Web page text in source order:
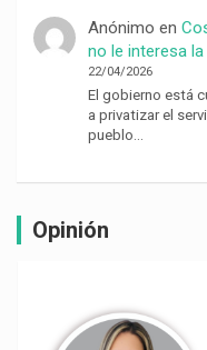
Anónimo en
no le interesa
22/04/2026
El gobierno está
a privatizar el
pueblo…
Opinión